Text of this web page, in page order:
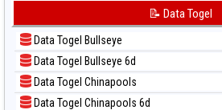
📊 Statistik Sydney Pools 6d
📊 Statistik Taipei
📊 Statistik Taiwan
📝 Pola Dasar Kuda Lari
📝 Pola Dasar Magnum Cambodia
📝 Pola Dasar Nagoya
📝 Pola Dasar North Carolina Day
📝 Data Togel
Data Togel Bullseye
Data Togel Bullseye 6d
Data Togel Chinapools
Data Togel Chinapools 6d